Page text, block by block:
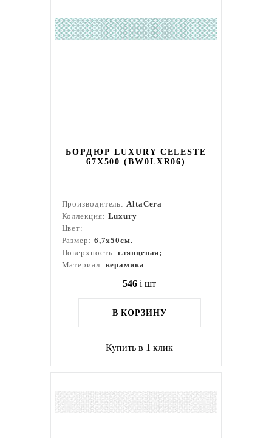
БОРДЮР LUXURY CELESTE
67X500 (BW0LXR06)
Производитель:AltaCera
Коллекция: Luxury
Цвет:
Размер: 6,7x50см.
Поверхность:глянцевая;
Материал: керамика
546 i шт
В КОРЗИНУ
Купить в 1 клик